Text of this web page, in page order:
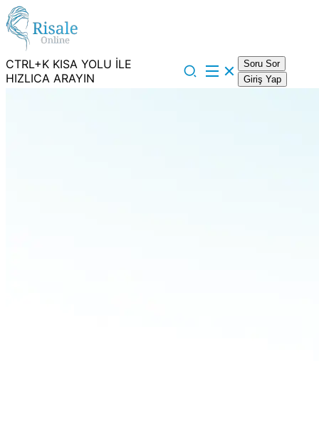
CTRL+K KISA YOLU İLE
HIZLICA ARAYIN
Soru Sor
Giriş Yap